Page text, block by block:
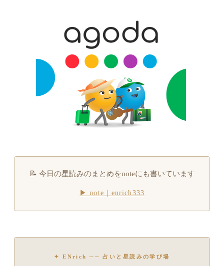
📝 今日の星読みのまとめをnoteにも書いています
▶ note｜enrich333
✦ ENrich ── 占いと星読みの学び場